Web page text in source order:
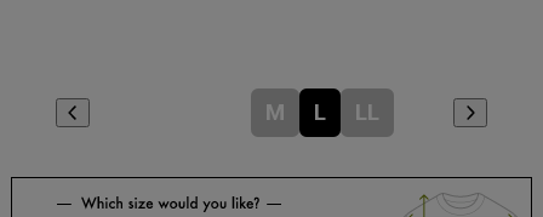
M L LL